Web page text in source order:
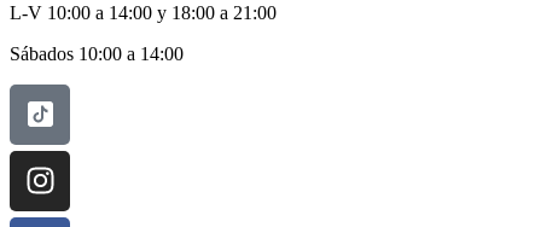
L-V 10:00 a 14:00 y 18:00 a 21:00
Sábados 10:00 a 14:00